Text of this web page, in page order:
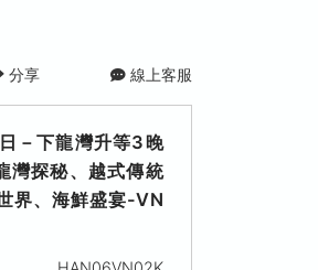
分享 線上客服
－下龍灣升等3晚
灣探秘、越式傳統
界、海鮮盛宴-VN